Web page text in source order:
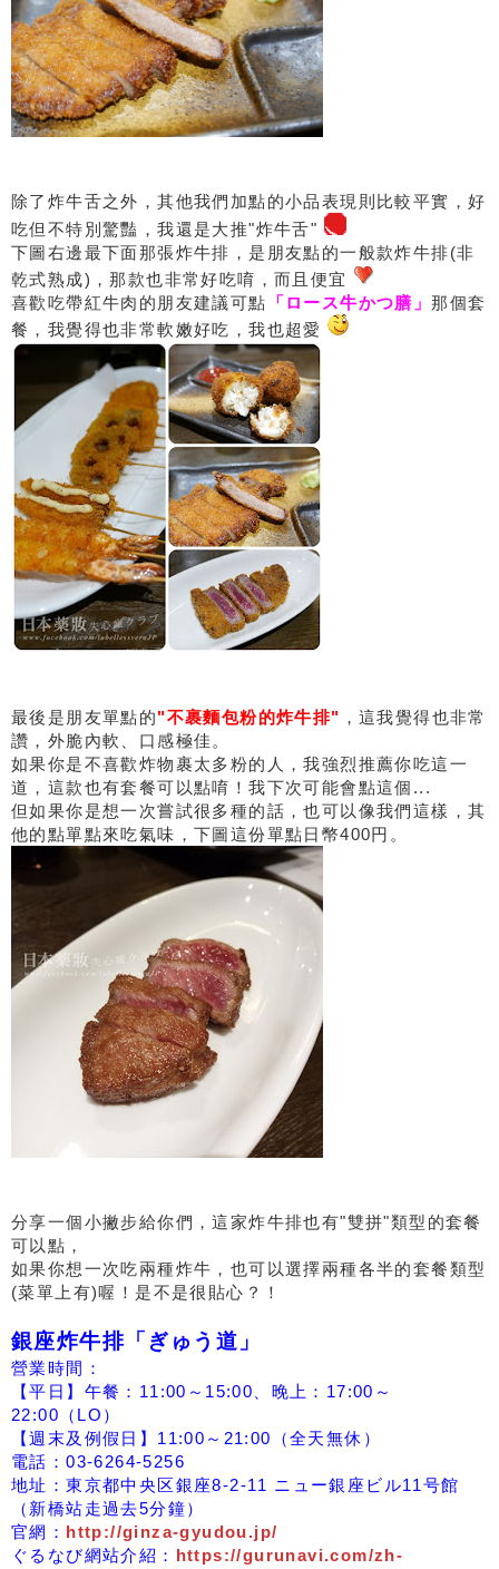
除了炸牛舌之外，其他我們加點的小品表現則比較平實，好
吃但不特別驚豔，我還是大推"炸牛舌"
下圖右邊最下面那張炸牛排，是朋友點的一般款炸牛排(非
乾式熟成)，那款也非常好吃唷，而且便宜
喜歡吃帶紅牛肉的朋友建議可點 「ロース牛かつ膳」那個套
餐，我覺得也非常軟嫩好吃，我也超愛
最後是朋友單點的"不裹麵包粉的炸牛排" ，這我覺得也非常
讚，外脆內軟、口感極佳。
如果你是不喜歡炸物裹太多粉的人，我強烈推薦你吃這一
道，這款也有套餐可以點唷！我下次可能會點這個...
但如果你是想一次嘗試很多種的話，也可以像我們這樣，其
他的點單點來吃氣味，下圖這份單點日幣400円。
分享一個小撇步給你們，這家炸牛排也有"雙拼"類型的套餐
可以點，
如果你想一次吃兩種炸牛，也可以選擇兩種各半的套餐類型
(菜單上有)喔！是不是很貼心？！
銀座炸牛排「ぎゅう道」
營業時間：
【平日】午餐：11:00～15:00、晚上：17:00～
22:00（LO）
【週末及例假日】11:00～21:00（全天無休）
電話：03-6264-5256
地址：東京都中央区銀座8-2-11 ニュー銀座ビル11号館
（新橋站走過去5分鐘）
官網： http://ginza-gyudou.jp/
ぐるなび網站介紹： https://gurunavi.com/zh-